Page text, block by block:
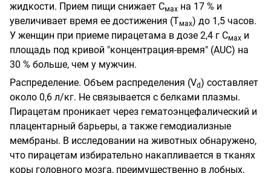
жидкости. Прием пищи снижает Смах на 17 % и
увеличивает время ее достижения (Тмах) до 1,5 часов.
У женщин при приеме пирацетама в дозе 2,4 г Смах и
площадь под кривой "концентрация-время" (AUC) на
30 % больше, чем у мужчин.
Распределение. Объем распределения (Vd) составляет
около 0,6 л/кг. Не связывается с белками плазмы.
Пирацетам проникает через гематоэнцефалический и
плацентарный барьеры, а также гемодиализные
мембраны. В исследовании на животных обнаружено,
что пирацетам избирательно накапливается в тканях
коры головного мозга, преимущественно в лобных,